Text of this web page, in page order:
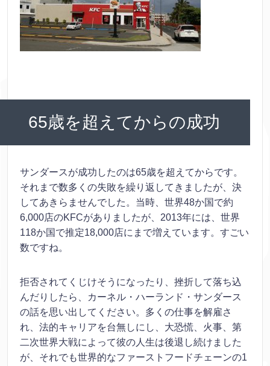
65歳を超えてからの成功
サンダースが成功したのは65歳を超えてからです。
それまで数多くの失敗を繰り返してきましたが、決
してあきらませんでした。当時、世界48か国で約
6,000店のKFCがありましたが、2013年には、世界
118か国で推定18,000店にまで増えています。すごい
数ですね。
拒否されてくじけそうになったり、挫折して落ち込
んだりしたら、カーネル・ハーランド・サンダース
の話を思い出してください。多くの仕事を解雇さ
れ、法的キャリアを台無しにし、大恐慌、火事、第
二次世界大戦によって彼の人生は後退し続けました
が、それでも世界的なファーストフードチェーンの1